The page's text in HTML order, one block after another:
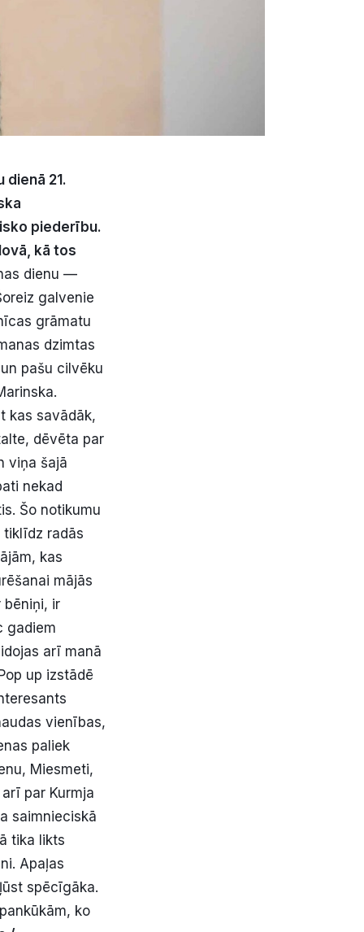
21.
piederību.
kā tos
dienu —
galvenie
grāmatu
dzimtas
pašu cilvēku
kas savādāk,
dēvēta par
viņa šajā
nekad
Šo notikumu
tiklīdz radās
kas
mājās
bēniņi, ir
gadiem
arī manā
up izstādē
vienības,
paliek
Miesmeti,
par Kurmja
saimnieciskā
tika likts
Apaļas
spēcīgāka.
ko